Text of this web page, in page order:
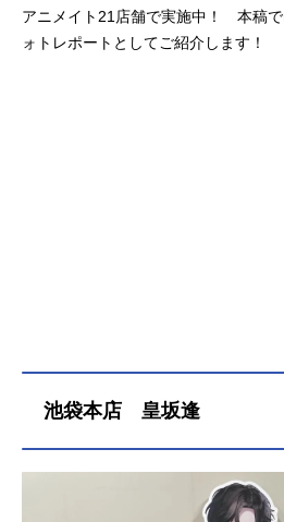
アニメイト21店舗で実施中！ 本稿
ォトレポートとしてご紹介します！
池袋本店 皇坂逢